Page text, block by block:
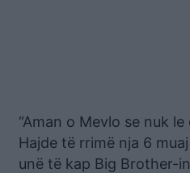
“Aman o Mevlo se nuk
Hajde të rrimë nja 6
unë të kap Big Brother-